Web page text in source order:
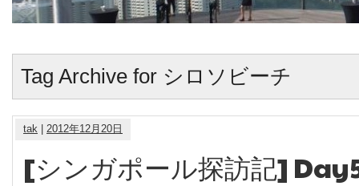
Tag Archive for シロソビーチ
tak 2012年12月20日
[シンガポール探訪記]